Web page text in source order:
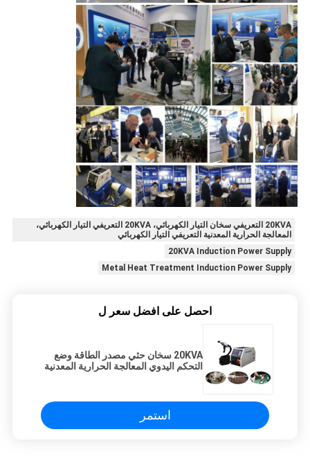
20KVA التعريفي سخان التيار الكهربائي، 20KVA التعريفي التيار الكهربائي،
المعالجة الحرارية المعدنية التعريفي التيار الكهربائي
20KVA Induction Power Supply
Metal Heat Treatment Induction Power Supply
احصل على افضل سعر ل
20KVA سخان حثي مصدر الطاقة وضع
التحكم اليدوي المعالجة الحرارية المعدنية
استمر